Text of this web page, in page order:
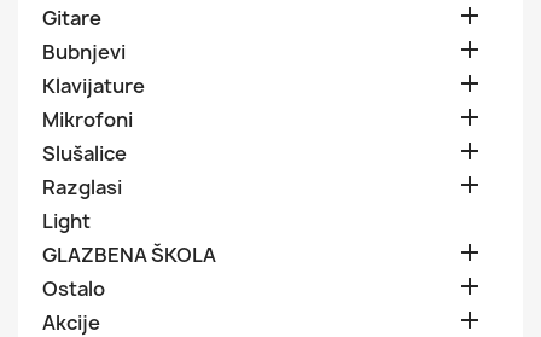
Gitare 
Bubnjevi 
Klavijature 
Mikrofoni 
Slušalice 
Razglasi 
Light
GLAZBENA ŠKOLA

Ostalo 
Akcije 